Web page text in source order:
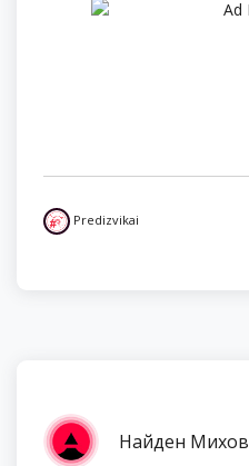
Predizvikai
Найден Михов